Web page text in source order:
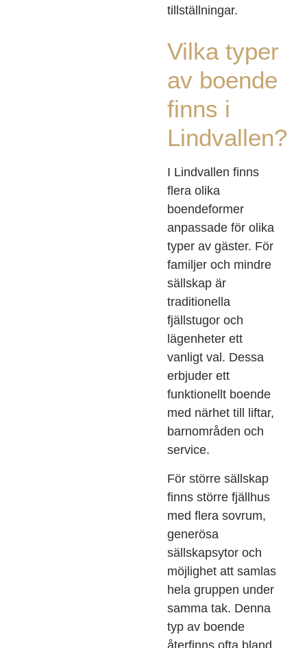
tillställningar.
Vilka typer
av boende
finns i
Lindvallen?
I Lindvallen finns
flera olika
boendeformer
anpassade för olika
typer av gäster. För
familjer och mindre
sällskap är
traditionella
fjällstugor och
lägenheter ett
vanligt val. Dessa
erbjuder ett
funktionellt boende
med närhet till liftar,
barnområden och
service.
För större sällskap
finns större fjällhus
med flera sovrum,
generösa
sällskapsytor och
möjlighet att samlas
hela gruppen under
samma tak. Denna
typ av boende